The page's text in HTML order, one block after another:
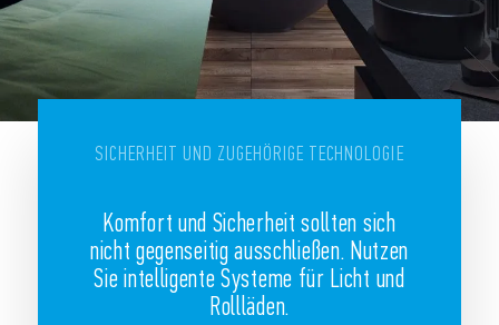
SICHERHEIT UND ZUGEHÖRIGE TECHNOLOGIE
Komfort und Sicherheit sollten sich
nicht gegenseitig ausschließen. Nutzen
Sie intelligente Systeme für Licht und
Rollläden.